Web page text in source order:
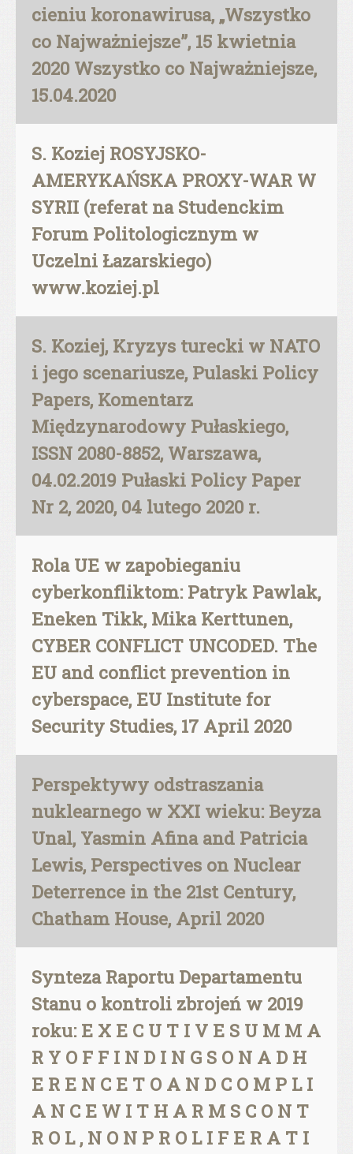
cieniu koronawirusa, „Wszystko
co Najważniejsze”, 15 kwietnia
2020 Wszystko co Najważniejsze,
15.04.2020
S. Koziej ROSYJSKO-
AMERYKAŃSKA PROXY-WAR W
SYRII (referat na Studenckim
Forum Politologicznym w
Uczelni Łazarskiego)
www.koziej.pl
S. Koziej, Kryzys turecki w NATO
i jego scenariusze, Pulaski Policy
Papers, Komentarz
Międzynarodowy Pułaskiego,
ISSN 2080-8852, Warszawa,
04.02.2019 Pułaski Policy Paper
Nr 2, 2020, 04 lutego 2020 r.
Rola UE w zapobieganiu
cyberkonfliktom: Patryk Pawlak,
Eneken Tikk, Mika Kerttunen,
CYBER CONFLICT UNCODED. The
EU and conflict prevention in
cyberspace, EU Institute for
Security Studies, 17 April 2020
Perspektywy odstraszania
nuklearnego w XXI wieku: Beyza
Unal, Yasmin Afina and Patricia
Lewis, Perspectives on Nuclear
Deterrence in the 21st Century,
Chatham House, April 2020
Synteza Raportu Departamentu
Stanu o kontroli zbrojeń w 2019
roku: E X E C U T I V E S U M M A
R Y O F F I N D I N G S O N A D H
E R E N C E T O A N D C O M P L I
A N C E W I T H A R M S C O N T
R O L , N O N P R O L I F E R A T I